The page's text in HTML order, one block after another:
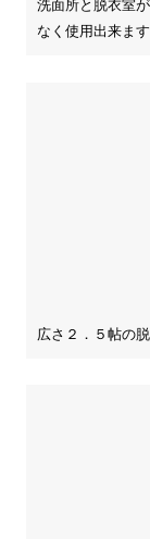
洗面所と脱衣室
なく使用出来ます
広さ２．５帖の